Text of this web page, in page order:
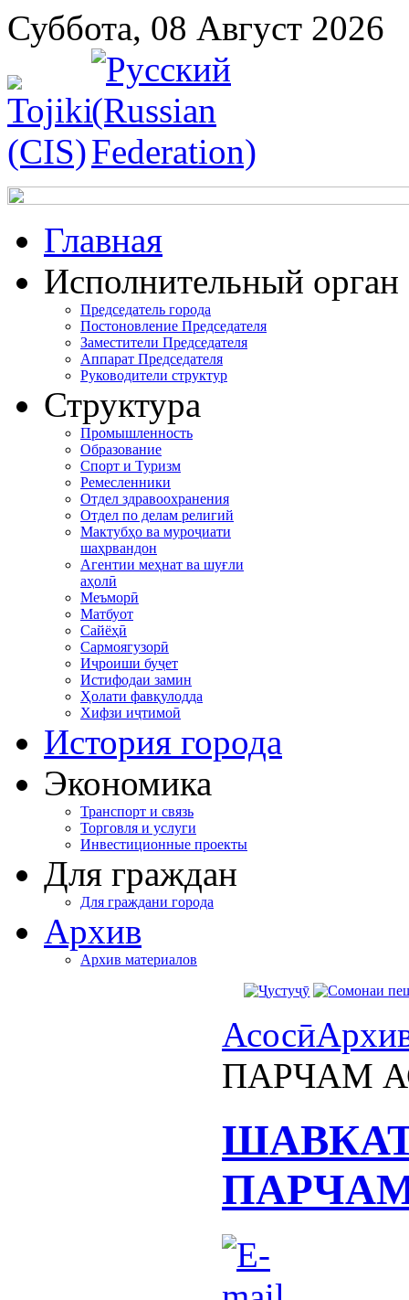
Суббота, 08 Август 2026
Главная
Исполнительный орган
Председатель города
Постоновление Председателя
Заместители Председателя
Аппарат Председателя
Руководители структур
Структура
Промышленность
Образование
Спорт и Туризм
Ремесленники
Отдел здравоохранения
Отдел по делам религий
Мактубҳо ва муроҷиати
шаҳрвандон
Агентии меҳнат ва шуғли
аҳолӣ
Меъморӣ
Матбуот
Сайёҳӣ
Сармоягузорӣ
Иҷроиши буҷет
Истифодаи замин
Ҳолати фавқулодда
Хифзи иҷтимоӣ
История города
Экономика
Транспорт и связь
Торговля и услуги
Инвестиционные проекты
Для граждан
Для граждани города
Архив
Архив материалов
Асосӣ
ПАРЧАМ